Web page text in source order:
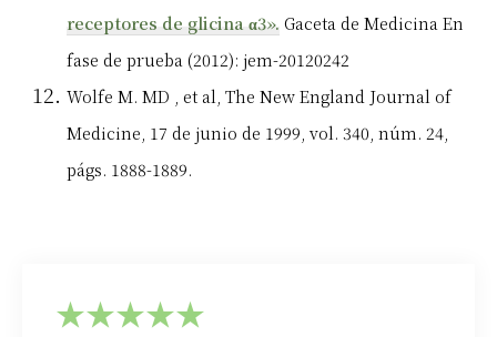
receptores de glicina α3». Gaceta de Medicina En
fase de prueba (2012): jem-20120242
Wolfe M. MD , et al, The New England Journal of
Medicine, 17 de junio de 1999, vol. 340, núm. 24,
págs. 1888-1889.
★★★★★